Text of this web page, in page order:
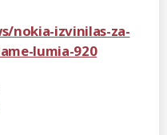
nokia-izvinilas-za-
lumia-920